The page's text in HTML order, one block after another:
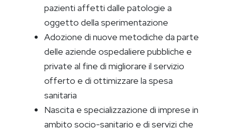
pazienti affetti dalle patologie a
oggetto della sperimentazione
Adozione di nuove metodiche da parte
delle aziende ospedaliere pubbliche e
private al fine di migliorare il servizio
offerto e di ottimizzare la spesa
sanitaria
Nascita e specializzazione di imprese in
ambito socio-sanitario e di servizi che